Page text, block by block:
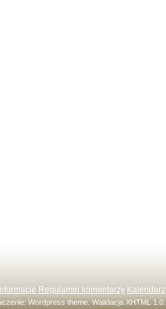
Regulamin komentarzy Kalendarz
Wordpress theme. WalidacjaXHTML 1.0.